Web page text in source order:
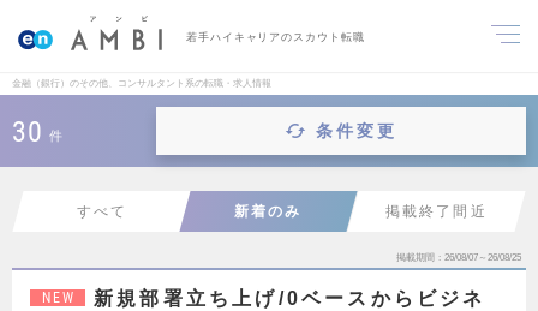
若手ハイキャリアのスカウト転職
金融（銀行）のその他、コンサルタント系の転職・求人情報
30 件 条件変更
すべて 新着のみ 掲載終了間近
掲載期間 26/08/07～26/08/25
NEW
新規部署立ち上げ/0ベースからビジネ